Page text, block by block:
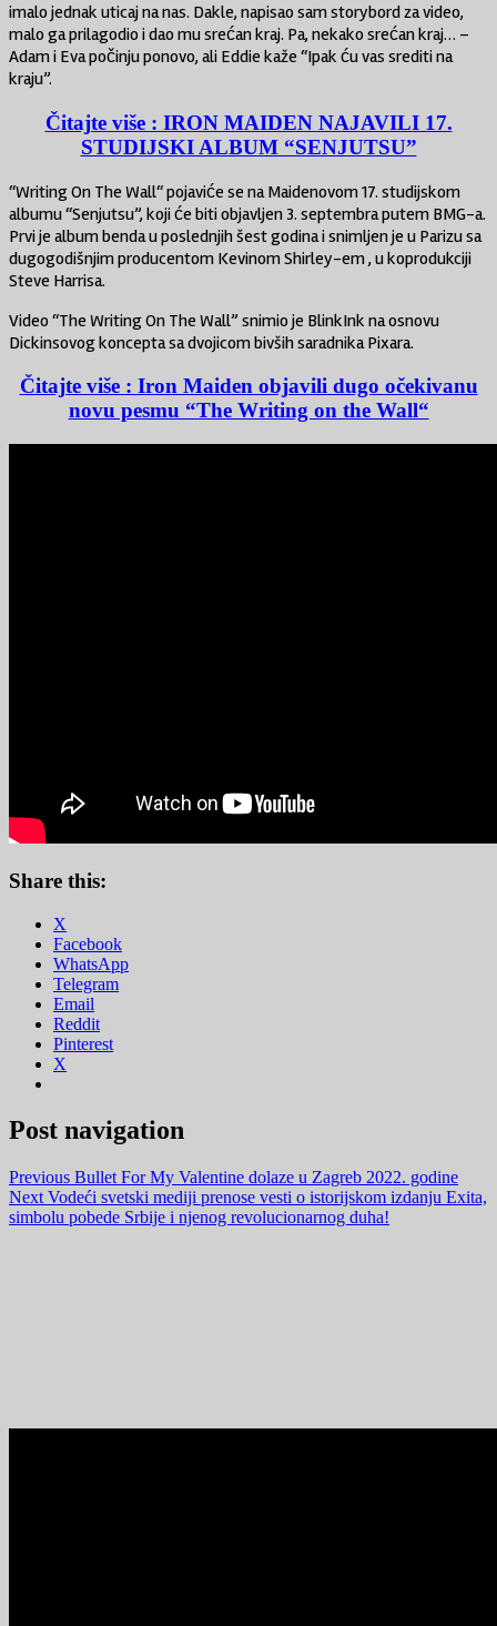
imalo jednak uticaj na nas. Dakle, napisao sam storybord za video,
malo ga prilagodio i dao mu srećan kraj. Pa, nekako srećan kraj… –
Adam i Eva počinju ponovo, ali Eddie kaže “Ipak ću vas srediti na
kraju”.
Čitajte više : IRON MAIDEN NAJAVILI 17.
STUDIJSKI ALBUM “SENJUTSU”
“Writing On The Wall“ pojaviće se na Maidenovom 17. studijskom
albumu “Senjutsu”, koji će biti objavljen 3. septembra putem BMG-a.
Prvi je album benda u poslednjih šest godina i snimljen je u Parizu sa
dugogodišnjim producentom Kevinom Shirley-em , u koprodukciji
Steve Harrisa.
Video “The Writing On The Wall” snimio je BlinkInk na osnovu
Dickinsovog koncepta sa dvojicom bivših saradnika Pixara.
Čitajte više : Iron Maiden objavili dugo očekivanu
novu pesmu “The Writing on the Wall“
Share this:
X
Facebook
WhatsApp
Telegram
Email
Reddit
Pinterest
X
Post navigation
Previous Bullet For My Valentine dolaze u Zagreb 2022. godine
Next Vodeći svetski mediji prenose vesti o istorijskom izdanju Exita,
simbolu pobede Srbije i njenog revolucionarnog duha!